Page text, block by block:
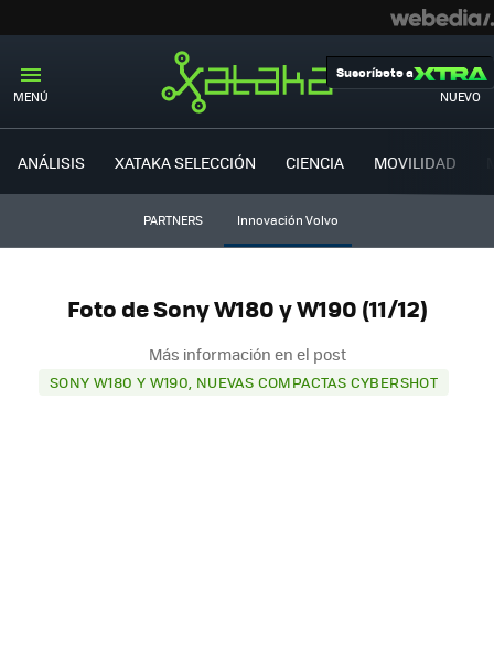
MENÚ NUEVO
Suscríbete a
ANÁLISIS XATAKA SELECCIÓN CIENCIA MOVILIDAD
PARTNERS Innovación Volvo
Foto de Sony W180 y W190 (11/12)
Más información en el post
SONY W180 Y W190, NUEVAS COMPACTAS CYBERSHOT